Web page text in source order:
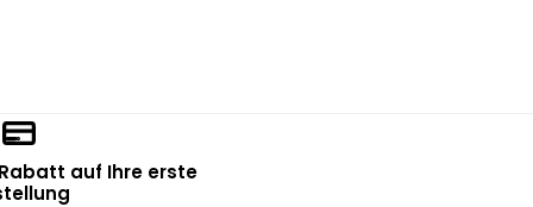
auf Ihre erste